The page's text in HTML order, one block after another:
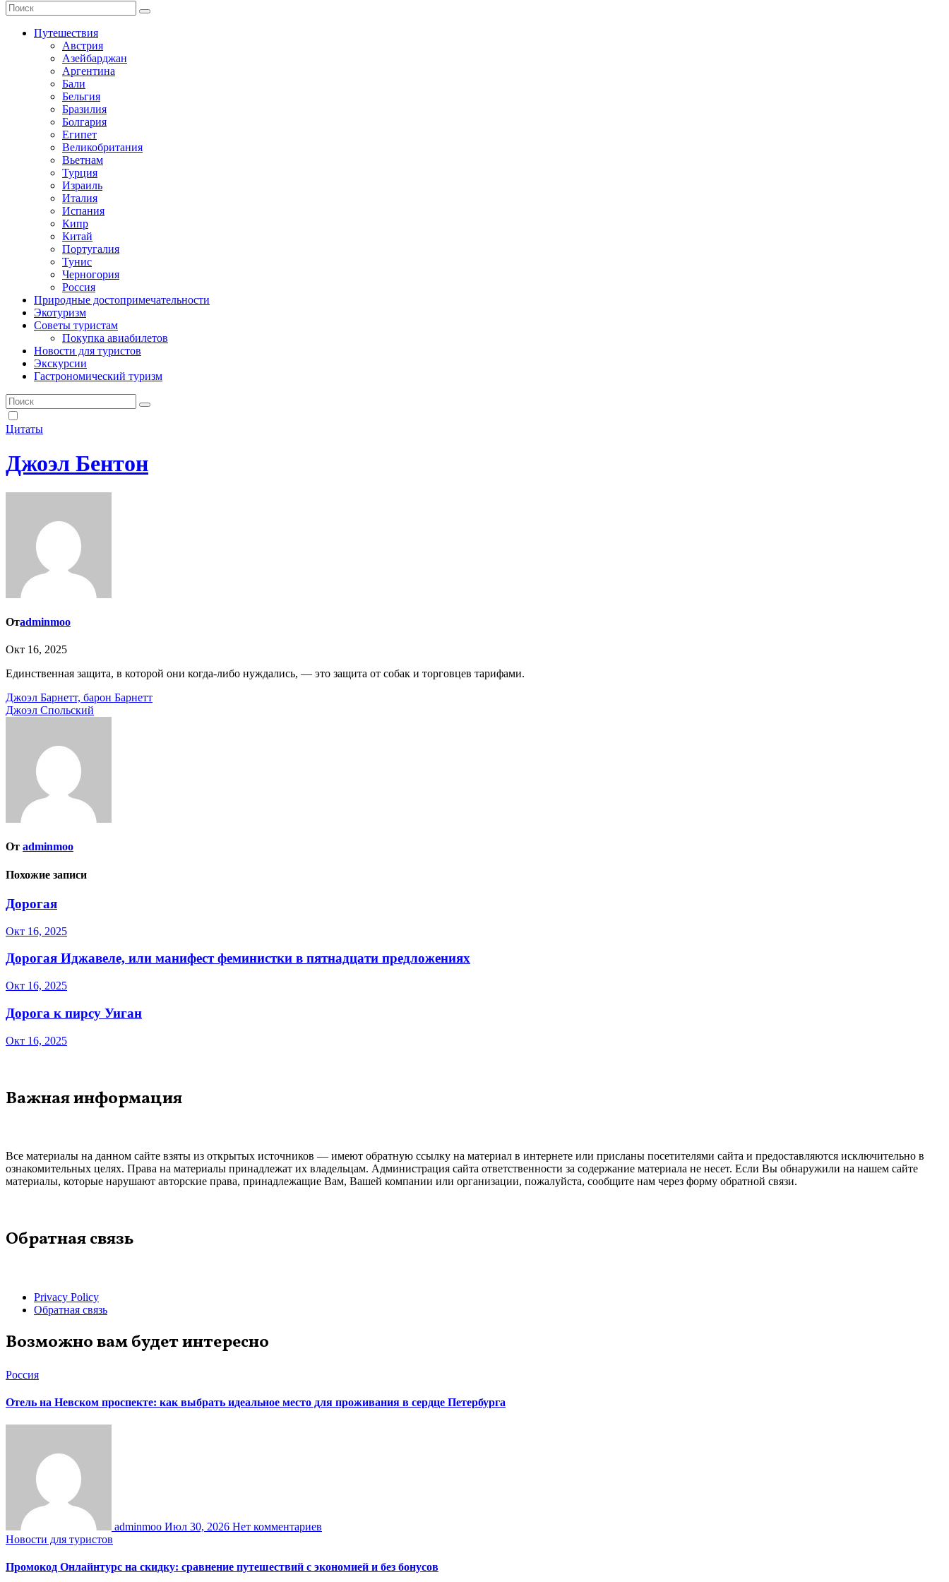
Путешествия
Австрия
Азейбарджан
Аргентина
Бали
Бельгия
Бразилия
Болгария
Египет
Великобритания
Вьетнам
Турция
Израиль
Италия
Испания
Кипр
Китай
Португалия
Тунис
Черногория
Россия
Природные достопримечательности
Экотуризм
Советы туристам
Покупка авиабилетов
Новости для туристов
Экскурсии
Гастрономический туризм
Цитаты
Джоэл Бентон
Отadminmoo
Окт 16, 2025
Единственная защита, в которой они когда-либо нуждались, — это защита от собак и торговцев тарифами.
Навигация
по
Джоэл Барнетт, барон Барнетт
Джоэл Спольский
От adminmoo
Похожие записи
Дорогая
Окт 16, 2025
Дорогая Иджавеле, или манифест феминистки в пятнадцати предложениях
Окт 16, 2025
Дорога к пирсу Уиган
Окт 16, 2025
Важная информация
Все материалы на данном сайте взяты из открытых источников — имеют обратную ссылку на материал в интернете или присланы посетителями сайта и предоставляются исключительно в
ознакомительных целях. Права на материалы принадлежат их владельцам. Администрация сайта ответственности за содержание материала не несет. Если Вы обнаружили на нашем сайте
материалы, которые нарушают авторские права, принадлежащие Вам, Вашей компании или организации, пожалуйста, сообщите нам через форму обратной связи.
Обратная связь
Privacy Policy
Обратная связь
Возможно вам будет интересно
Россия
Отель на Невском проспекте: как выбрать идеальное место для проживания в сердце Петербурга
adminmoo Июл 30, 2026 Нет комментариев
Новости для туристов
Промокод Онлайнтурс на скидку: сравнение путешествий с экономией и без бонусов